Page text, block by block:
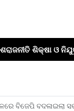
ରାଜନୀତି ଶିକ୍ଷା ଓ
ବିଜେପି ବଦଳାଇଲା